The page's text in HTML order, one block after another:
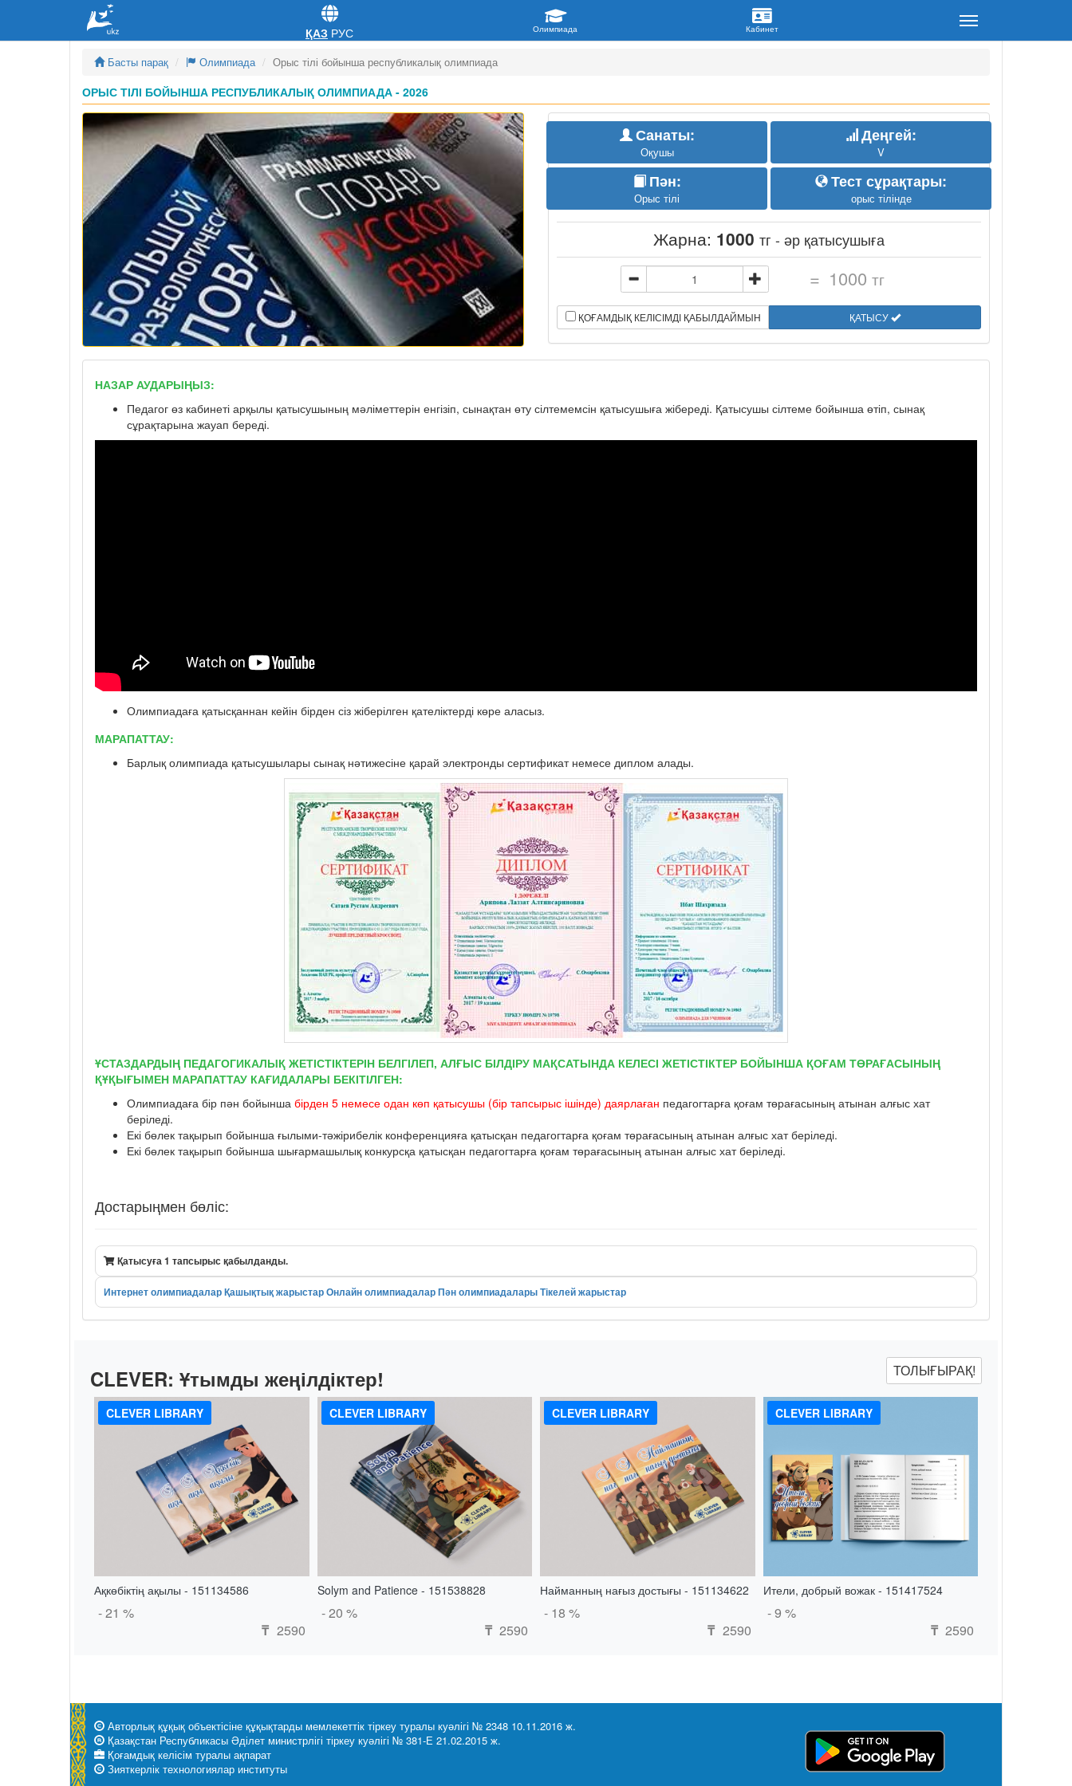
Басты парақ Олимпиада Орыс тілі бойынша республикалық олимпиада
ОРЫС ТІЛІ БОЙЫНША РЕСПУБЛИКАЛЫҚ ОЛИМПИАДА - 2026
Санаты:
Оқушы
Деңгей:
V
Пән:
Орыс тілі
Тест сұрақтары:
орыс тілінде
Жарна: 1000 тг - әр қатысушыға
= 1000 тг
ҚОҒАМДЫҚ КЕЛІСІМДІ ҚАБЫЛДАЙМЫН ҚАТЫСУ
НАЗАР АУДАРЫҢЫЗ:
Педагог өз кабинеті арқылы қатысушының мәліметтерін енгізіп, сынақтан өту сілтемемсін қатысушыға жібереді. Қатысушы сілтеме бойынша өтіп, сынақ
сұрақтарына жауап береді.
Олимпиадаға қатысқаннан кейін бірден сіз жіберілген қателіктерді көре аласыз.
МАРАПАТТАУ:
Барлық олимпиада қатысушылары сынақ нәтижесіне қарай электронды сертификат немесе диплом алады.
ҰСТАЗДАРДЫҢ ПЕДАГОГИКАЛЫҚ ЖЕТІСТІКТЕРІН БЕЛГІЛЕП, АЛҒЫС БІЛДІРУ МАҚСАТЫНДА КЕЛЕСІ ЖЕТІСТІКТЕР БОЙЫНША ҚОҒАМ ТӨРАҒАСЫНЫҢ
ҚҰҚЫҒЫМЕН МАРАПАТТАУ КАҒИДАЛАРЫ БЕКІТІЛГЕН:
Олимпиадаға бір пән бойынша бірден 5 немесе одан көп қатысушы (бір тапсырыс ішінде) даярлаған педагогтарға қоғам төрағасының атынан алғыс хат
беріледі.
Екі бөлек тақырып бойынша ғылыми-тәжірибелік конференцияға қатысқан педагогтарға қоғам төрағасының атынан алғыс хат беріледі.
Екі бөлек тақырып бойынша шығармашылық конкурсқа қатысқан педагогтарға қоғам төрағасының атынан алғыс хат беріледі.
Достарыңмен бөліс:
Қатысуға 1 тапсырыс қабылданды.
Интернет олимпиадаларҚашықтық жарыстарОнлайн олимпиадаларПән олимпиадаларыТікелей жарыстар
CLEVER: Ұтымды жеңілдіктер! ТОЛЫҒЫРАҚ!
CLEVER LIBRARY
Ақкөбіктің ақылы - 151134586
- 21 %
₸ 2590
CLEVER LIBRARY
Solym and Patience - 151538828
- 20 %
₸ 2590
CLEVER LIBRARY
Найманның нағыз достығы - 151134622
- 18 %
₸ 2590
CLEVER LIBRARY
Ители, добрый вожак - 151417524
- 9 %
₸ 2590
Авторлық құқық объектісіне құқықтарды мемлекеттік тіркеу туралы куәлігі № 2348 10.11.2016 ж.
Қазақстан Республикасы Әділет министрлігі тіркеу куәлігі № 381-Е 21.02.2015 ж.
Қоғамдық келісім туралы ақпарат
Зияткерлік технологиялар институты
ҚАЗ РУС